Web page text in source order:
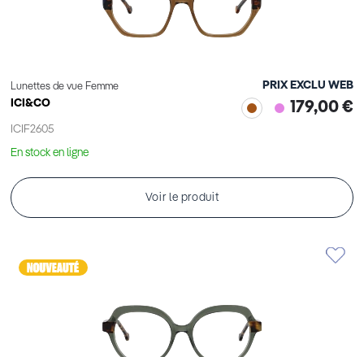
Lunettes de vue Femme
ICI&CO
ICIF2605
PRIX EXCLU WEB
179,00 €
En stock en ligne
Voir le produit